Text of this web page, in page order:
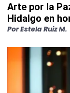
Arte por la
Hidalgo en
PorEstela Ruiz M.